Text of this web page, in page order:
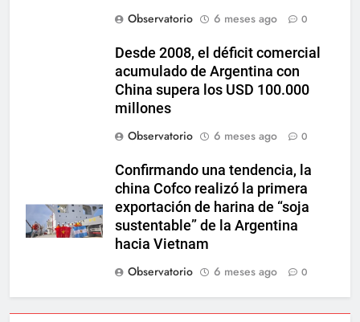
Observatorio
6 meses ago 0
Desde 2008, el déficit comercial
acumulado de Argentina con
China supera los USD 100.000
millones
Observatorio
6 meses ago 0
Confirmando una tendencia, la
china Cofco realizó la primera
exportación de harina de “soja
sustentable” de la Argentina
hacia Vietnam
Observatorio
6 meses ago 0